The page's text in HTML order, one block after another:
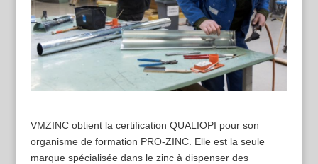
VMZINC obtient la certification QUALIOPI pour son
organisme de formation PRO-ZINC. Elle est la seule
marque spécialisée dans le zinc à dispenser des